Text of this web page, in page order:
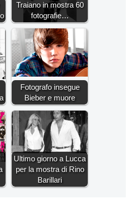
Traiano in mostra 60
fotografie…
Fotografo insegue
Bieber e muore
Ultimo giorno a Lucca
per la mostra di Rino
Barillari